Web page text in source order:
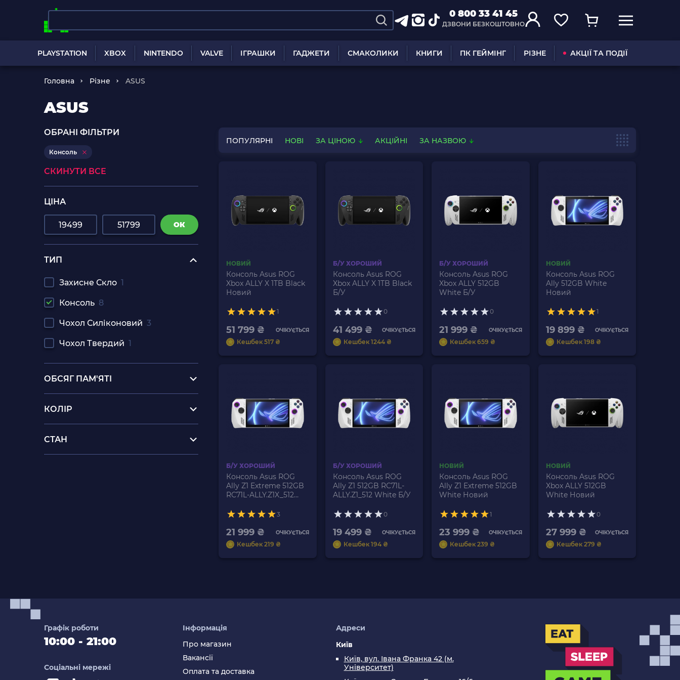
0 800 33 41 45
ДЗВОНИ БЕЗКОШТОВНО
PLAYSTATION XBOX NINTENDO VALVE ІГРАШКИ ГАДЖЕТИ СМАКОЛИКИ КНИГИ ПК ГЕЙМІНГ РІЗНЕ АКЦІЇ ТА ПОДІЇ
Головна Різне ASUS
ASUS
ОБРАНІ ФІЛЬТРИ
Консоль
СКИНУТИ ВСЕ
ЦІНА
ОК
ТИП
Захисне Скло 1
Консоль 8
Чохол Силіконовий 3
Чохол Твердий 1
ОБСЯГ ПАМ'ЯТІ
КОЛІР
СТАН
ПОПУЛЯРНІ НОВІ ЗА ЦІНОЮ АКЦІЙНІ ЗА НАЗВОЮ
НОВИЙ
Консоль Asus ROG
Xbox ALLY X 1TB Black
Новий
1
51 799 ₴ ОЧІКУЄТЬСЯ
Кешбек 517 ₴
Б/У ХОРОШИЙ
Консоль Asus ROG
Xbox ALLY X 1TB Black
Б/У
0
41 499 ₴ ОЧІКУЄТЬСЯ
Кешбек 1244 ₴
Б/У ХОРОШИЙ
Консоль Asus ROG
Xbox ALLY 512GB
White Б/У
0
21 999 ₴ ОЧІКУЄТЬСЯ
Кешбек 659 ₴
НОВИЙ
Консоль Asus ROG
Ally 512GB White
Новий
1
19 899 ₴ ОЧІКУЄТЬСЯ
Кешбек 198 ₴
Б/У ХОРОШИЙ
Консоль Asus ROG
Ally Z1 Extreme 512GB
RC71L-ALLY.Z1X_512
3
21 999 ₴ ОЧІКУЄТЬСЯ
Кешбек 219 ₴
Б/У ХОРОШИЙ
Консоль Asus ROG
Ally Z1 512GB RC71L-
ALLY.Z1_512 White Б/У
0
19 499 ₴ ОЧІКУЄТЬСЯ
Кешбек 194 ₴
НОВИЙ
Консоль Asus ROG
Ally Z1 Extreme 512GB
White Новий
1
23 999 ₴ ОЧІКУЄТЬСЯ
Кешбек 239 ₴
НОВИЙ
Консоль Asus ROG
Xbox ALLY 512GB
White Новий
0
27 999 ₴ ОЧІКУЄТЬСЯ
Кешбек 279 ₴
Графік роботи
10:00 - 21:00
Соціальні мережі
Інформація
Про магазин
Вакансії
Оплата та доставка
Адреси
Київ
Київ, вул. Івана Франка 42 (м.
Університет)